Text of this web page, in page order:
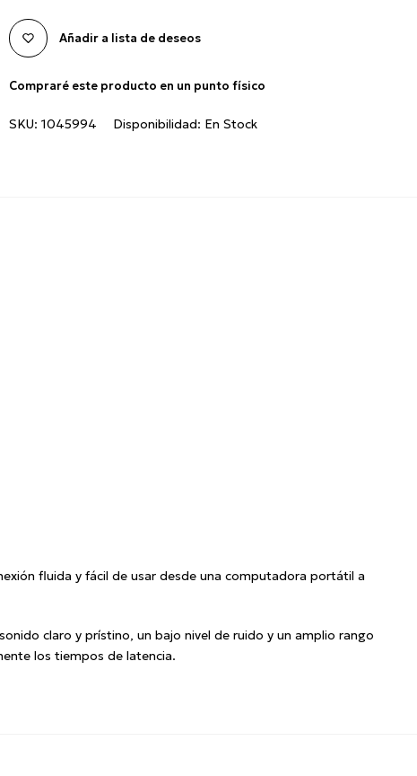
Añadir a lista de deseos
Compraré este producto en un punto físico
SKU: 1045994 Disponibilidad: En Stock
fluida y fácil de usar desde una computadora portátil a
claro y prístino, un bajo nivel de ruido y un amplio rango
los tiempos de latencia.